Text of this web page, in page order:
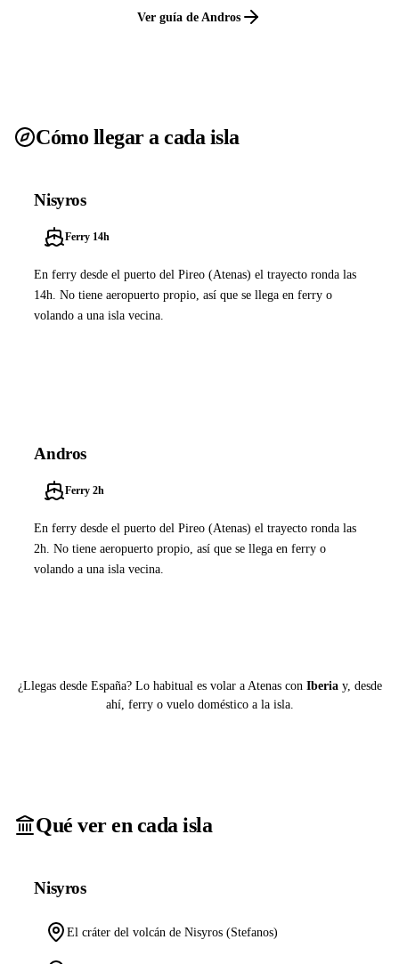
Ver guía de Andros
Cómo llegar a cada isla
Nisyros
Ferry 14h
En ferry desde el puerto del Pireo (Atenas) el trayecto ronda las
14h. No tiene aeropuerto propio, así que se llega en ferry o
volando a una isla vecina.
Andros
Ferry 2h
En ferry desde el puerto del Pireo (Atenas) el trayecto ronda las
2h. No tiene aeropuerto propio, así que se llega en ferry o
volando a una isla vecina.
¿Llegas desde España? Lo habitual es volar a Atenas con Iberiay, desde
ahí, ferry o vuelo doméstico a la isla.
Qué ver en cada isla
Nisyros
El cráter del volcán de Nisyros (Stefanos)